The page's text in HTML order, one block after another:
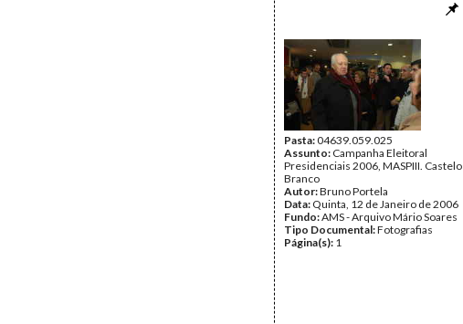
Pasta:04639.059.025
Assunto: Campanha Eleitoral
Presidenciais 2006, MASPIII. Castelo
Branco
Autor:Bruno Portela
Data: Quinta, 12 de Janeiro de 2006
Fundo:AMS - Arquivo Mário Soares
Tipo Documental:Fotografias
Página(s): 1